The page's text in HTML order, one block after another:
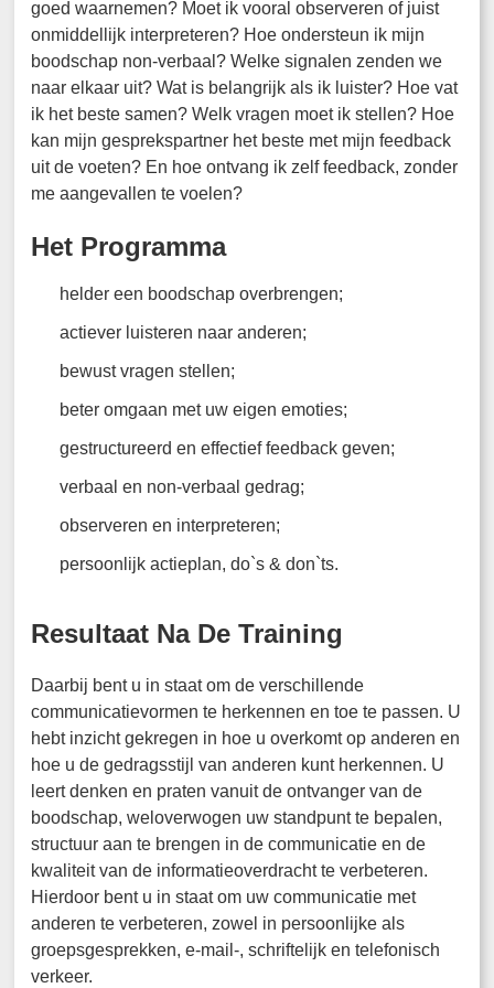
goed waarnemen? Moet ik vooral observeren of juist
onmiddellijk interpreteren? Hoe ondersteun ik mijn
boodschap non-verbaal? Welke signalen zenden we
naar elkaar uit? Wat is belangrijk als ik luister? Hoe vat
ik het beste samen? Welk vragen moet ik stellen? Hoe
kan mijn gesprekspartner het beste met mijn feedback
uit de voeten? En hoe ontvang ik zelf feedback, zonder
me aangevallen te voelen?
Het Programma
helder een boodschap overbrengen;
actiever luisteren naar anderen;
bewust vragen stellen;
beter omgaan met uw eigen emoties;
gestructureerd en effectief feedback geven;
verbaal en non-verbaal gedrag;
observeren en interpreteren;
persoonlijk actieplan, do`s & don`ts.
Resultaat Na De Training
Daarbij bent u in staat om de verschillende
communicatievormen te herkennen en toe te passen. U
hebt inzicht gekregen in hoe u overkomt op anderen en
hoe u de gedragsstijl van anderen kunt herkennen. U
leert denken en praten vanuit de ontvanger van de
boodschap, weloverwogen uw standpunt te bepalen,
structuur aan te brengen in de communicatie en de
kwaliteit van de informatieoverdracht te verbeteren.
Hierdoor bent u in staat om uw communicatie met
anderen te verbeteren, zowel in persoonlijke als
groepsgesprekken, e-mail-, schriftelijk en telefonisch
verkeer.